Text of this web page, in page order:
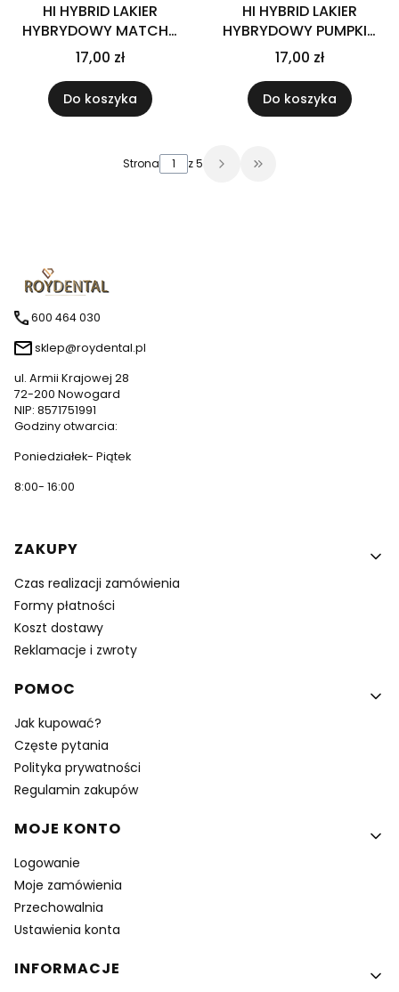
HI HYBRID LAKIER
HYBRYDOWY MATCHA
BLISS #364 - 5ML
17,00 zł
Do koszyka
HI HYBRID LAKIER
HYBRYDOWY PUMPKIN
SPICE LATTE #363 -5ML
17,00 zł
Do koszyka
Strona z 5 Przejdź do ostatniej
600 464 030
sklep@roydental.pl
ul. Armii Krajowej 28
72-200 Nowogard
NIP: 8571751991
Godziny otwarcia:
Poniedziałek- Piątek
8:00- 16:00
Linki w stopce
ZAKUPY
Czas realizacji zamówienia
Formy płatności
Koszt dostawy
Reklamacje i zwroty
POMOC
Jak kupować?
Częste pytania
Polityka prywatności
Regulamin zakupów
MOJE KONTO
Logowanie
Moje zamówienia
Przechowalnia
Ustawienia konta
INFORMACJE